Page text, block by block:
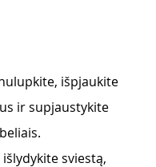
išpjaukite
ir supjaustykite
sviestą,